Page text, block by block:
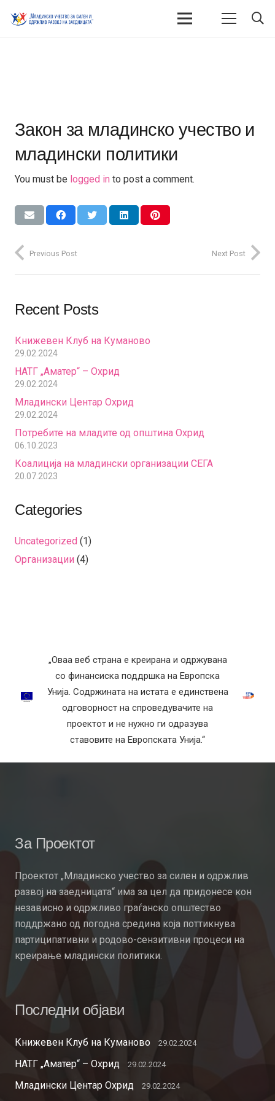
Закон за младинско учество и
младински политики
You must be logged in to post a comment.
Previous Post Next Post
Recent Posts
Книжевен Клуб на Куманово
29.02.2024
НАТГ „Аматер“ – Охрид
29.02.2024
Младински Центар Охрид
29.02.2024
Потребите на младите од општина Охрид
06.10.2023
Коалиција на младински организации СЕГА
20.07.2023
Categories
Uncategorized (1)
Организации (4)
„Оваа веб страна е креирана и одржувана
со финансиска поддршка на Европска
Унија. Содржината на истата е единствена
одговорност на спроведувачите на
проектот и не нужно ги одразува
ставовите на Европската Унија.“
За Проектот
Проектот „Младинско учество за силен и одржлив
развој на заедницата“ има за цел да придонесе кон
независно и одржливо граѓанско општество
поддржано од погодна средина која поттикнува
партиципативни и родово-сензитивни процеси на
креирање младински политики.
Последни објави
Книжевен Клуб на Куманово 29.02.2024
НАТГ „Аматер“ – Охрид 29.02.2024
Младински Центар Охрид 29.02.2024